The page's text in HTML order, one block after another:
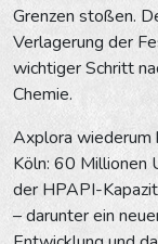
Grenzen stoßen.
Verlagerung der
wichtiger Schritt
Chemie.
Axplora wiederum
Köln: 60 Millionen
der HPAPI-
– darunter ein